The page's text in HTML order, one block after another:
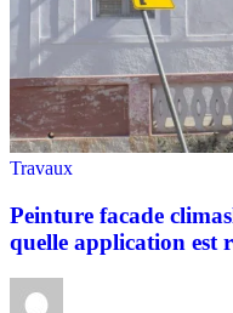
Travaux
Peinture facade
quelle application est